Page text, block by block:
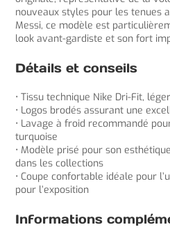
nouveaux styles pour les tenues
Messi, ce modèle est
look avant-gardiste et son fort
Détails et conseils
• Tissu technique Nike Dri-Fit,
• Logos brodés assurant une
• Lavage à froid recommandé
turquoise
• Modèle prisé pour son
dans les collections
• Coupe confortable idéale pour
pour l’exposition
Informations